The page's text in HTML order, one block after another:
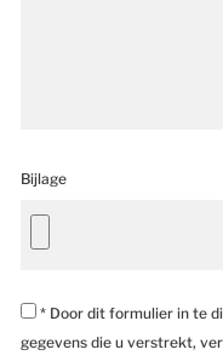
Bijlage
* Door dit formulier in te
gegevens die u verstrekt,